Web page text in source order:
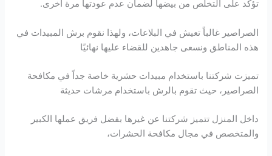
تؤكد على التخلص من بيضها لضمان عدم عودتها مرة أخرى.
الصراصير غالباً تعيش في البلاعات، ولهذا نقوم برش المبيدات في
هذه المناطق ونسعى جاهدين للقضاء عليها نهائيًا
تميزت شركتنا باستخدام مبيدات حشرية خاصة جداً في مكافحة
الصراصير، حيث تقوم بالرش باستخدام مرشات حديثة
داخل المنزل تتميز شركتنا عن غيرها بفضل فريق عملها الكبير
والمتخصص في مجال مكافحة الحشرات،